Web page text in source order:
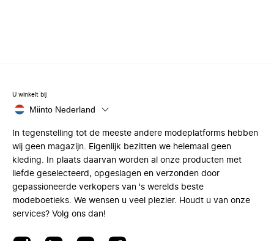
U winkelt bij
Miinto Nederland
In tegenstelling tot de meeste andere modeplatforms hebben
wij geen magazijn. Eigenlijk bezitten we helemaal geen
kleding. In plaats daarvan worden al onze producten met
liefde geselecteerd, opgeslagen en verzonden door
gepassioneerde verkopers van 's werelds beste
modeboetieks. We wensen u veel plezier. Houdt u van onze
services? Volg ons dan!